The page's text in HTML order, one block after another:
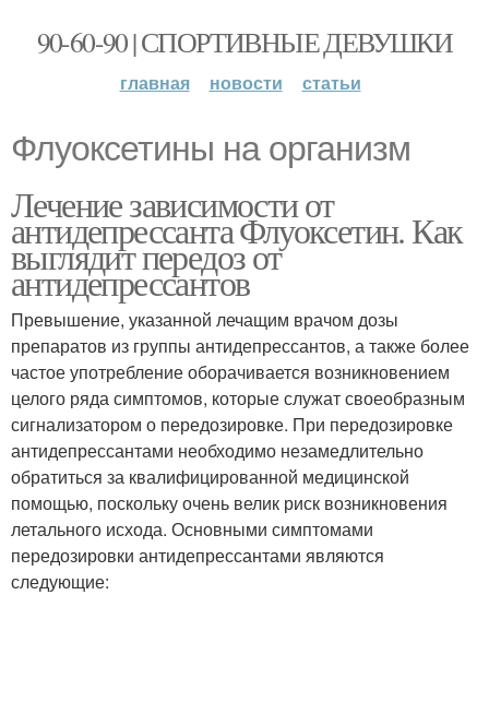
90-60-90 | СПОРТИВНЫЕ ДЕВУШКИ
главная новости статьи
Флуоксетины на организм
Лечение зависимости от
антидепрессанта Флуоксетин. Как
выглядит передоз от
антидепрессантов
Превышение, указанной лечащим врачом дозы
препаратов из группы антидепрессантов, а также более
частое употребление оборачивается возникновением
целого ряда симптомов, которые служат своеобразным
сигнализатором о передозировке. При передозировке
антидепрессантами необходимо незамедлительно
обратиться за квалифицированной медицинской
помощью, поскольку очень велик риск возникновения
летального исхода. Основными симптомами
передозировки антидепрессантами являются
следующие: